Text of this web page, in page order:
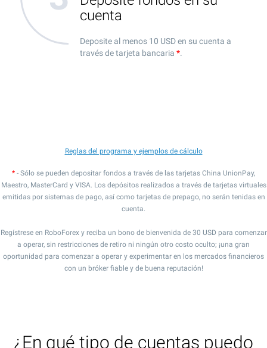
cuenta
Deposite al menos 10 USD en su cuenta a
través de tarjeta bancaria *.
Reglas del programa y ejemplos de cálculo
* - Sólo se pueden depositar fondos a través de las tarjetas China UnionPay,
Maestro, MasterCard y VISA. Los depósitos realizados a través de tarjetas virtuales
emitidas por sistemas de pago, así como tarjetas de prepago, no serán tenidas en
cuenta.
Regístrese en RoboForex y reciba un bono de bienvenida de 30 USD para comenzar
a operar, sin restricciones de retiro ni ningún otro costo oculto; ¡una gran
oportunidad para comenzar a operar y experimentar en los mercados financieros
con un bróker fiable y de buena reputación!
¿En qué tipo de cuentas puedo